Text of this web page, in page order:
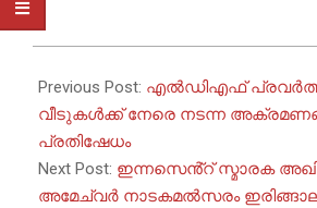
05-
12
Previous Post: എൽഡിഎഫ്
വീടുകൾക്ക് നേരെ നടന്ന
പ്രതിഷേധം
Next Post: ഇന്നസെൻ്റ് സ്മാരക
അമേച്വർ നാടകമൽസരം